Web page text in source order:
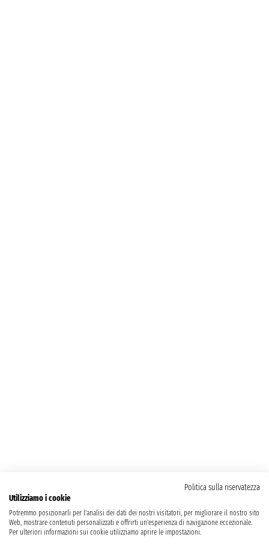
Politica sulla riservatezza
Utilizziamo i cookie
Potremmo posizionarli per l'analisi dei dati dei nostri visitatori, per migliorare il nostro sito
Web, mostrare contenuti personalizzati e offrirti un'esperienza di navigazione eccezionale.
Per ulteriori informazioni sui cookie utilizziamo aprire le impostazioni.